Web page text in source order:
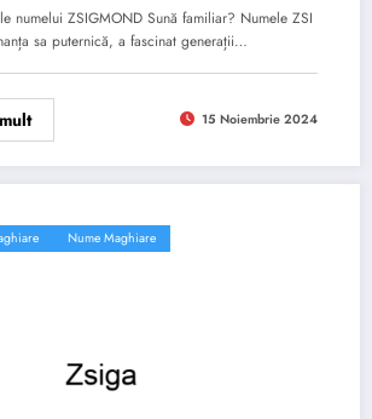
numelui ZSIGMOND Sună familiar? Numele ZSI
sa puternică, a fascinat generații…
15 Noiembrie 2024
Nume Maghiare